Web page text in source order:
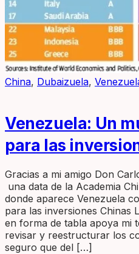
China, Dubaizuela,
Venezuela: Un
para las
Gracias a mi amigo Don
una data de la Academia
donde aparece Venezuela
para las inversiones Chinas
en forma de tabla apoya mi
revisar y reestructurar los
seguro que del […]